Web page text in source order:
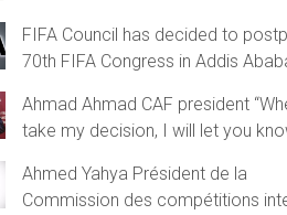
FIFA Council has decided to
70th FIFA Congress in Addis
Ahmad Ahmad CAF president
take my decision, I will let you
Ahmed Yahya Président de la
Commission des compétitions